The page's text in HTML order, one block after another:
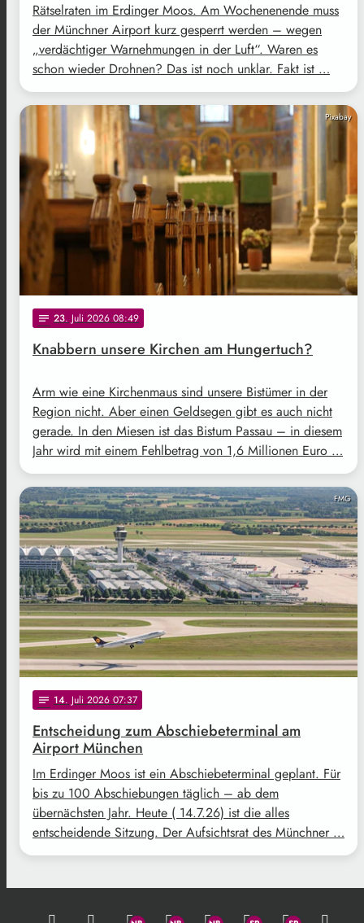
Rätselraten im Erdinger Moos. Am Wochenenende muss
der Münchner Airport kurz gesperrt werden – wegen
„verdächtiger Warnehmungen in der Luft“. Waren es
schon wieder Drohnen? Das ist noch unklar. Fakt ist …
Pixabay
notes 23. Juli 2026 08:49
Knabbern unsere Kirchen am Hungertuch?
Arm wie eine Kirchenmaus sind unsere Bistümer in der
Region nicht. Aber einen Geldsegen gibt es auch nicht
gerade. In den Miesen ist das Bistum Passau – in diesem
Jahr wird mit einem Fehlbetrag von 1,6 Millionen Euro …
FMG
notes 14. Juli 2026 07:37
Entscheidung zum Abschiebeterminal am
Airport München
Im Erdinger Moos ist ein Abschiebeterminal geplant. Für
bis zu 100 Abschiebungen täglich – ab dem
übernächsten Jahr. Heute ( 14.7.26) ist die alles
entscheidende Sitzung. Der Aufsichtsrat des Münchner …